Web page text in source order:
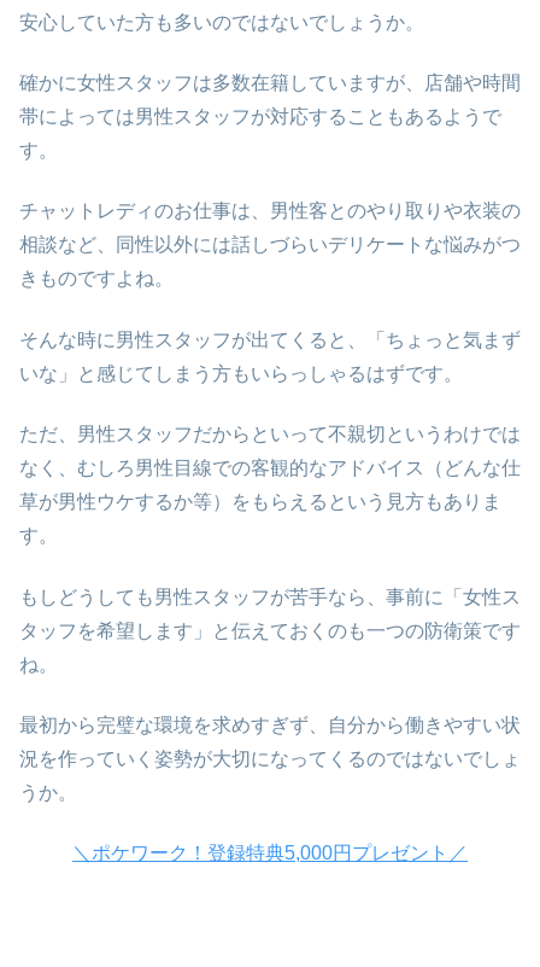
安心していた方も多いのではないでしょうか。
確かに女性スタッフは多数在籍していますが、店舗や時間
帯によっては男性スタッフが対応することもあるようで
す。
チャットレディのお仕事は、男性客とのやり取りや衣装の
相談など、同性以外には話しづらいデリケートな悩みがつ
きものですよね。
そんな時に男性スタッフが出てくると、「ちょっと気まず
いな」と感じてしまう方もいらっしゃるはずです。
ただ、男性スタッフだからといって不親切というわけでは
なく、むしろ男性目線での客観的なアドバイス（どんな仕
草が男性ウケするか等）をもらえるという見方もありま
す。
もしどうしても男性スタッフが苦手なら、事前に「女性ス
タッフを希望します」と伝えておくのも一つの防衛策です
ね。
最初から完璧な環境を求めすぎず、自分から働きやすい状
況を作っていく姿勢が大切になってくるのではないでしょ
うか。
＼ポケワーク！登録特典5,000円プレゼント／